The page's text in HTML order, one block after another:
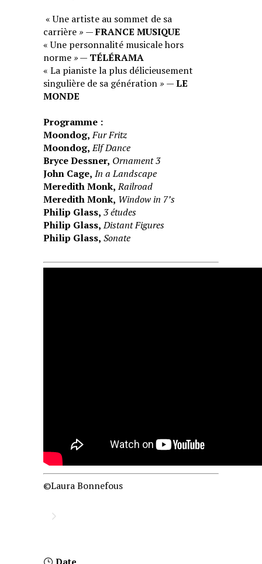
« Une artiste au sommet de sa
carrière» —FRANCE MUSIQUE
« Une personnalité musicale hors
norme»— TÉLÉRAMA
« La pianiste la plus délicieusement
singulière de sa génération» —LE
MONDE
Programme :
Moondog, Fur Fritz
Moondog, Elf Dance
Bryce Dessner, Ornament 3
John Cage, In a Landscape
Meredith Monk, Railroad
Meredith Monk, Window in 7’s
Philip Glass, 3 études
Philip Glass, Distant Figures
Philip Glass, Sonate
©Laura Bonnefous
Date